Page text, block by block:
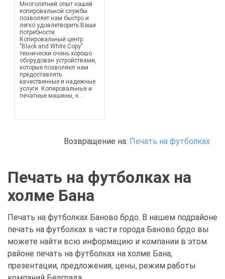
Многолетний опыт нашей
копировальной службы
позволяет нам быстро и
легко удовлетворить Ваши
потребности.
Копировальный центр
"Black and White Copy"
технически очень хорошо
оборудован устройствами,
которые позволяют нам
предоставлять
качественные и надежные
услуги. Копировальные и
печатные машины, к...
Возвращение на: Печать на футболках
Печать на футболках на
холме Бана
Печать на футболках Баново брдо. В нашем подрайоне
печать на футболках в части города Баново брдо вы
можете найти всю информацию и компании в этом
районе печать на футболках на холме Бана,
презентации, предложения, цены, режим работы